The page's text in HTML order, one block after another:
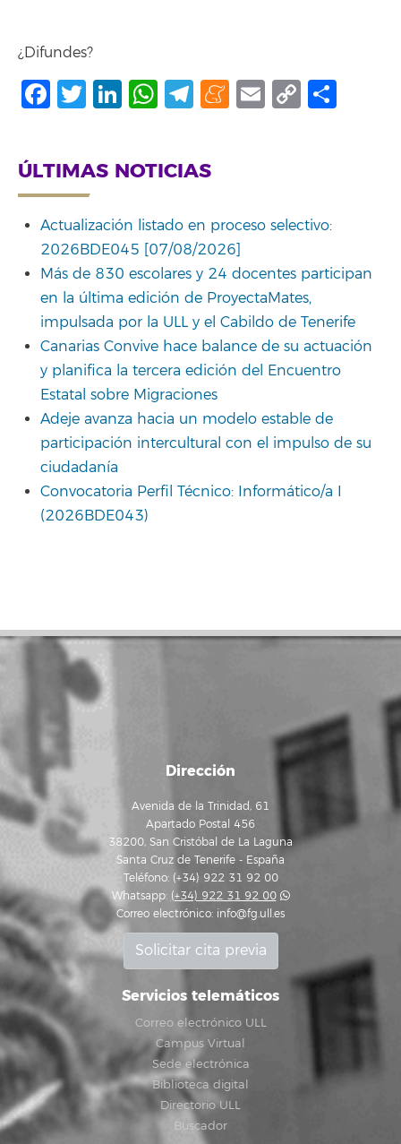
¿Difundes?
Facebook
Twitter
LinkedIn
WhatsApp
Telegram
Meneame
Email
Copy
ÚLTIMAS NOTICIAS
Actualización listado en proceso selectivo:
2026BDE045 [07/08/2026]
Más de 830 escolares y 24 docentes participan
en la última edición de ProyectaMates,
impulsada por la ULL y el Cabildo de Tenerife
Canarias Convive hace balance de su actuación
y planifica la tercera edición del Encuentro
Estatal sobre Migraciones
Adeje avanza hacia un modelo estable de
participación intercultural con el impulso de su
ciudadanía
Convocatoria Perfil Técnico: Informático/a I
(2026BDE043)
Dirección
Avenida de la Trinidad, 61
Apartado Postal 456
38200, San Cristóbal de La Laguna
Santa Cruz de Tenerife - España
Teléfono: (+34) 922 31 92 00
Whatsapp: (+34) 922 31 92 00
Correo electrónico: info@fg.ull.es
Solicitar cita previa
Servicios telemáticos
Correo electrónico ULL
Campus Virtual
Sede electrónica
Biblioteca digital
Directorio ULL
Buscador